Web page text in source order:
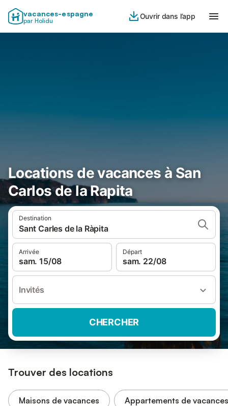
vacances-espagne
par Holidu
Ouvrir dans l’app
Locations de vacances à San
Carlos de la Rapita
Destination
Sant Carles de la Ràpita
Arrivée
sam. 15/08
Départ
sam. 22/08
Invités
CHERCHER
Trouver des locations
Maisons de vacances Appartements de vacances